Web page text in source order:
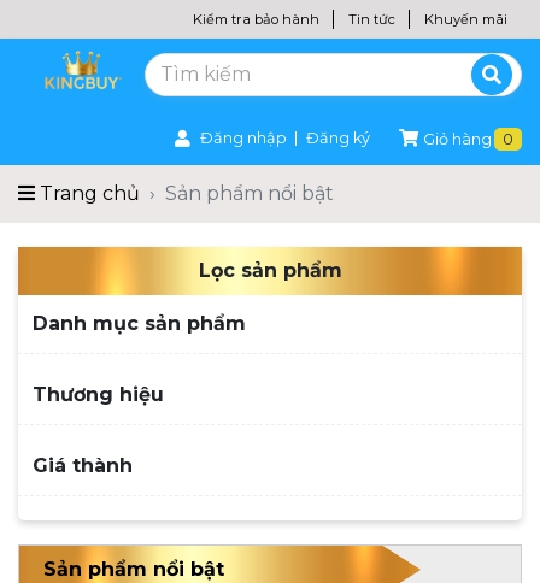
Kiểm tra bảo hành Tin tức Khuyến mãi
Đăng nhập Đăng ký Giỏ hàng 0
Trang chủ Sản phẩm nổi bật
Lọc sản phẩm
Danh mục sản phẩm
Ghế massage
Máy chạy bộ
Thương hiệu
FUKI
Giá thành
Sản phẩm nổi bật